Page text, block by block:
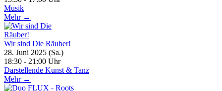
Musik
Mehr →
Wir sind Die Räuber!
28. Juni 2025 (Sa.)
18:30 - 21:00 Uhr
Darstellende Kunst & Tanz
Mehr →